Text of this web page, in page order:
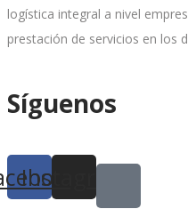
logística integral a nivel
prestación de servicios en los
Síguenos
Instagram